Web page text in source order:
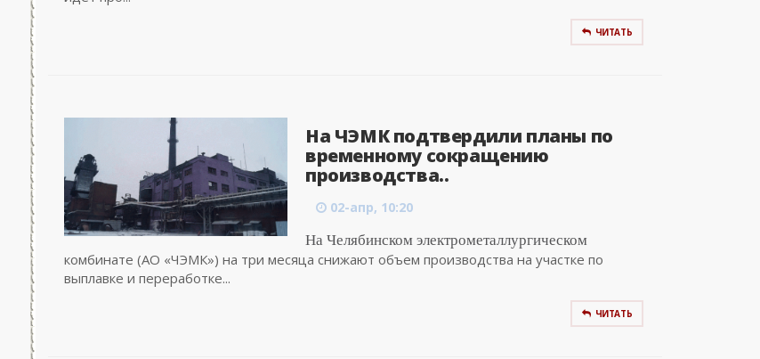
ЧИТАТЬ
На ЧЭМК подтвердили планы по
временному сокращению
производства..
02-апр, 10:20
На Челябинском электрометаллургическом
комбинате (АО «ЧЭМК») на три месяца снижают объем производства на участке по
выплавке и переработке...
ЧИТАТЬ